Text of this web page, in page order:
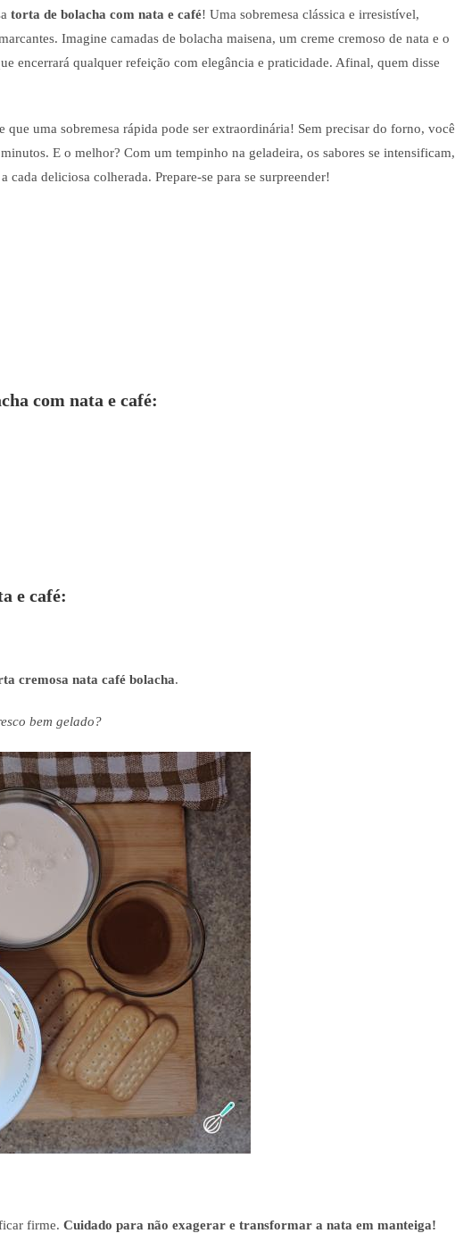
torta de bolacha com nata e café! Uma sobremesa clássica e irresistível,
Imagine camadas de bolacha maisena, um creme cremoso de nata e o
encerrará qualquer refeição com elegância e praticidade. Afinal, quem disse
que uma sobremesa rápida pode ser extraordinária! Sem precisar do forno, você
E o melhor? Com um tempinho na geladeira, os sabores se intensificam,
deliciosa colherada. Prepare-se para se surpreender!
com nata e café:
e café:
cremosa nata café bolacha.
bem gelado?
firme. Cuidado para não exagerar e transformar a nata em manteiga!